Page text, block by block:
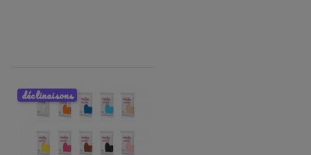
déclinaisons